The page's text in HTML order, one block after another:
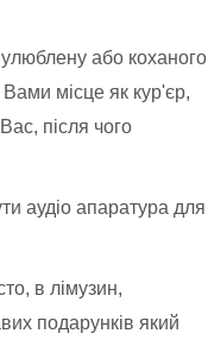
або коханого
місце як кур'єр,
після чого
аудіо апаратура для
в лімузин,
подарунків який